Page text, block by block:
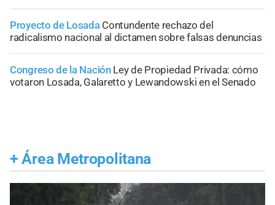
Proyecto de Losada Contundente rechazo del
radicalismo nacional al dictamen sobre falsas denuncias
Congreso de la Nación Ley de Propiedad Privada: cómo
votaron Losada, Galaretto y Lewandowski en el Senado
+ Área Metropolitana